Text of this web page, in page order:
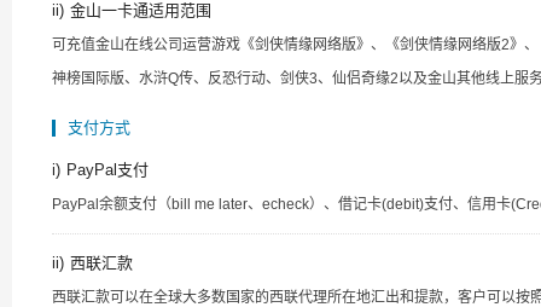
ii) 金山一卡通适用范围
可充值金山在线公司运营游戏《剑侠情缘网络版》、《剑侠情缘网络版2》
神榜国际版、水浒Q传、反恐行动、剑侠3、仙侣奇缘2以及金山其他线上服
支付方式
i) PayPal支付
PayPal余额支付（bill me later、echeck）、借记卡(debit)支付、信用卡
ii) 西联汇款
西联汇款可以在全球大多数国家的西联代理所在地汇出和提款，客户可以